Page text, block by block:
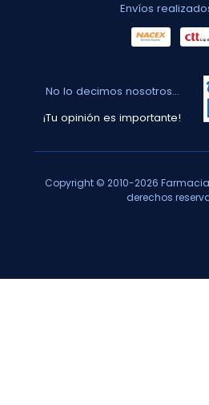
Envíos
No lo decimos nosotros...
¡Tu opinión es importante!
Copyright © 2010-2026
derechos